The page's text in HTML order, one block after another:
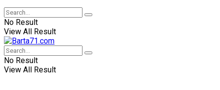
No Result
View All Result
No Result
View All Result